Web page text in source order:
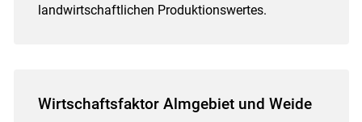
landwirtschaftlichen Produktionswertes.
Wirtschaftsfaktor Almgebiet und Weide